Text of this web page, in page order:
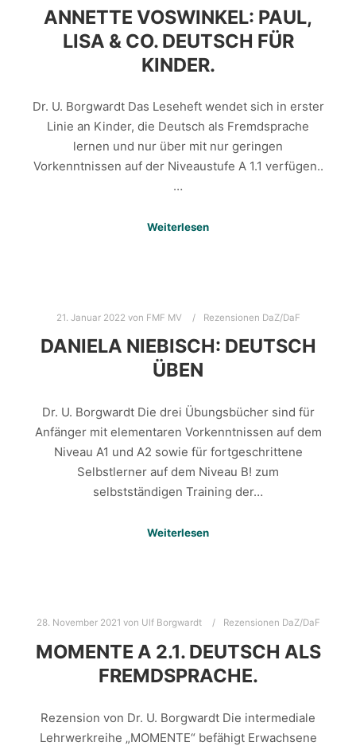
ANNETTE VOSWINKEL: PAUL,
LISA & CO. DEUTSCH FÜR
KINDER.
Dr. U. Borgwardt Das Leseheft wendet sich in erster
Linie an Kinder, die Deutsch als Fremdsprache
lernen und nur über mit nur geringen
Vorkenntnissen auf der Niveaustufe A 1.1 verfügen..
…
Weiterlesen
21. Januar 2022 von FMF MV Rezensionen DaZ/DaF
DANIELA NIEBISCH: DEUTSCH
ÜBEN
Dr. U. Borgwardt Die drei Übungsbücher sind für
Anfänger mit elementaren Vorkenntnissen auf dem
Niveau A1 und A2 sowie für fortgeschrittene
Selbstlerner auf dem Niveau B! zum
selbstständigen Training der…
Weiterlesen
28. November 2021 von Ulf Borgwardt Rezensionen DaZ/DaF
MOMENTE A 2.1. DEUTSCH ALS
FREMDSPRACHE.
Rezension von Dr. U. Borgwardt Die intermediale
Lehrwerkreihe „MOMENTE“ befähigt Erwachsene